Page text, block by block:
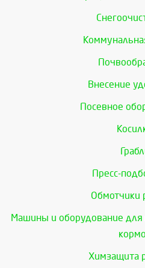
Внесение
Посевное
Пресс-
Обмотчики
Машины и оборудование для
Химзащита